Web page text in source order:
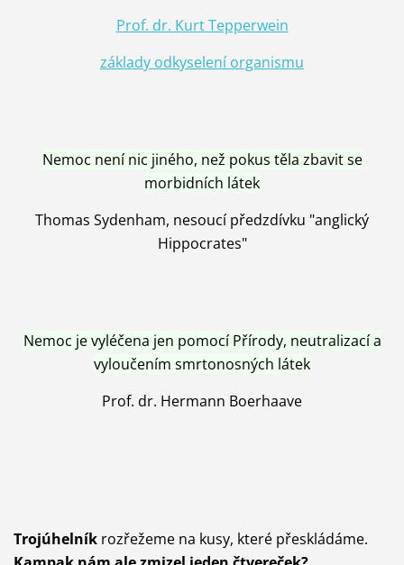
Prof. dr. Kurt Tepperwein
základy odkyselení organismu
Nemoc není nic jiného, než pokus těla zbavit se
morbidních látek
Thomas Sydenham, nesoucí předzdívku "anglický
Hippocrates"
Nemoc je vyléčena jen pomocí Přírody, neutralizací a
vyloučením smrtonosných látek
Prof. dr. Hermann Boerhaave
Trojúhelníkrozřežeme na kusy, které přeskládáme.